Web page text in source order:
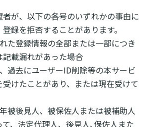
が、以下の各号のいずれかの事由に
録を拒否することがあります。
た登録情報の全部または一部につき
載漏れがあった場合
過去にユーザーID削除等の本サービ
けたことがあり、または現在受けて
被後見人、被保佐人または被補助人
、法定代理人、後見人､保佐人また